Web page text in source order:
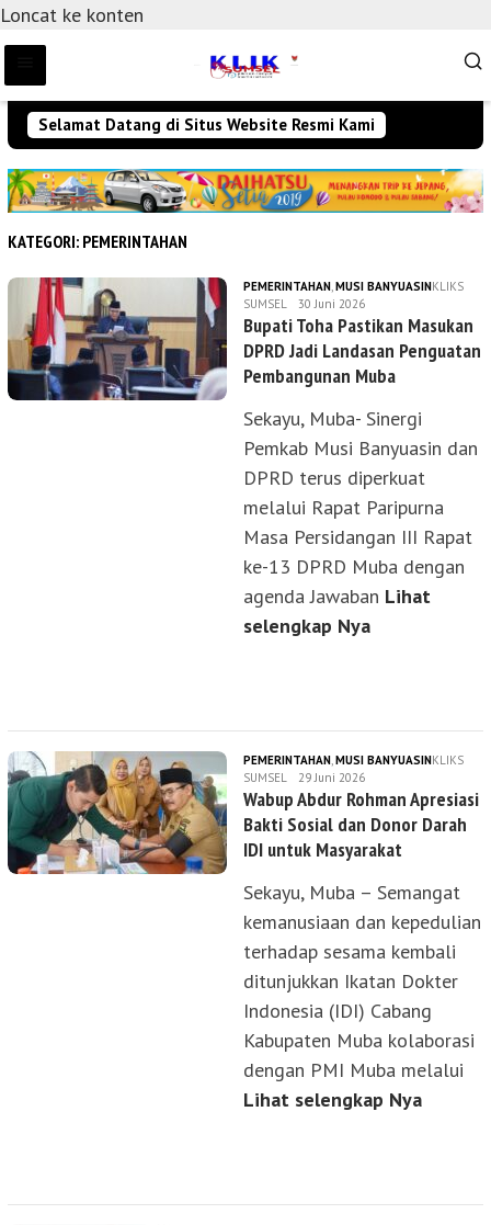
Loncat ke konten
Selamat Datang di Situs Website Resmi Kami
KATEGORI: PEMERINTAHAN
PEMERINTAHAN,MUSI BANYUASINKLIKS
SUMSEL
30 Juni 2026
Bupati Toha Pastikan Masukan
DPRD Jadi Landasan Penguatan
Pembangunan Muba
Sekayu, Muba- Sinergi
Pemkab Musi Banyuasin dan
DPRD terus diperkuat
melalui Rapat Paripurna
Masa Persidangan III Rapat
ke-13 DPRD Muba dengan
agenda Jawaban Lihat
selengkap Nya
PEMERINTAHAN,MUSI BANYUASINKLIKS
SUMSEL
29 Juni 2026
Wabup Abdur Rohman Apresiasi
Bakti Sosial dan Donor Darah
IDI untuk Masyarakat
Sekayu, Muba – Semangat
kemanusiaan dan kepedulian
terhadap sesama kembali
ditunjukkan Ikatan Dokter
Indonesia (IDI) Cabang
Kabupaten Muba kolaborasi
dengan PMI Muba melalui
Lihat selengkap Nya